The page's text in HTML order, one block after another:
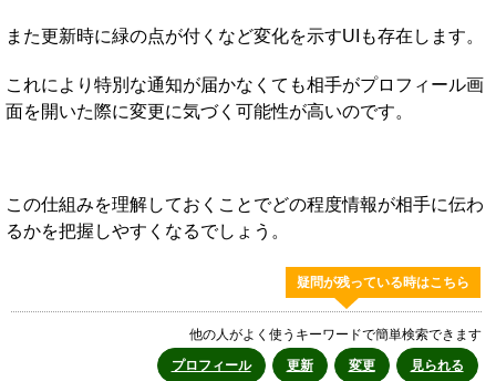
また更新時に緑の点が付くなど変化を示すUIも存在します。
これにより特別な通知が届かなくても相手がプロフィール画
面を開いた際に変更に気づく可能性が高いのです。
この仕組みを理解しておくことでどの程度情報が相手に伝わ
るかを把握しやすくなるでしょう。
疑問が残っている時はこちら
他の人がよく使うキーワードで簡単検索できます
プロフィール
更新 変更 見られる